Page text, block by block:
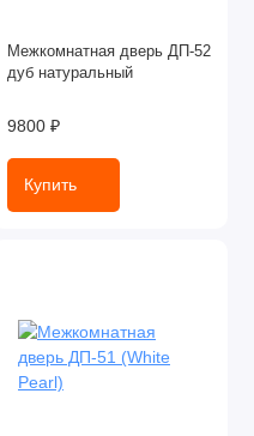
Межкомнатная дверь ДП-52
дуб натуральный
9800 ₽
Купить